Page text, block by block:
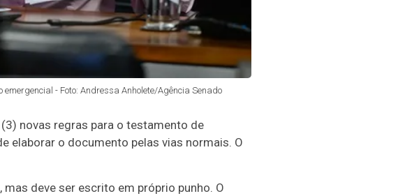
- Foto: Andressa Anholete/Agência Senado
novas regras para o testamento de
elaborar o documento pelas vias normais. O
deve ser escrito em próprio punho. O